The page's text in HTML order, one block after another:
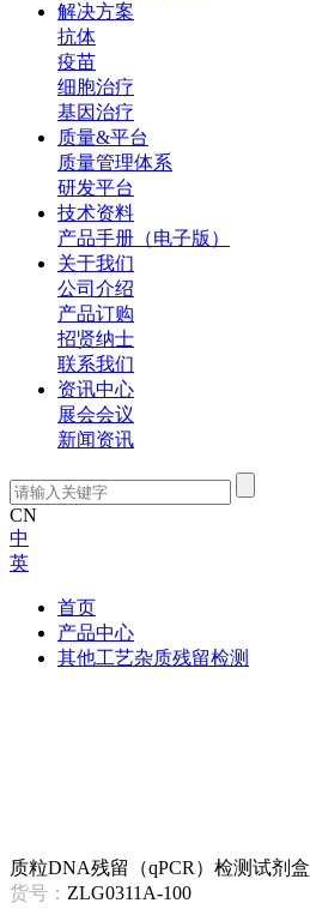
解决方案
抗体
疫苗
细胞治疗
基因治疗
质量&平台
质量管理体系
研发平台
技术资料
产品手册（电子版）
关于我们
公司介绍
产品订购
招贤纳士
联系我们
资讯中心
展会会议
新闻资讯
CN
中
英
首页
产品中心
其他工艺杂质残留检测
质粒DNA残留（qPCR）检测试剂
货号： ZLG0311A-100